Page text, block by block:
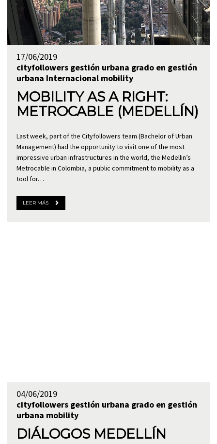
17/06/2019
cityfollowers gestión urbana grado en gestión
urbana Internacional mobility
MOBILITY AS A RIGHT:
METROCABLE (MEDELLÍN)
Last week, part of the Cityfollowers team (Bachelor of Urban
Management) had the opportunity to visit one of the most
impressive urban infrastructures in the world, the Medellin’s
Metrocable in Colombia, a public commitment to mobility as a
tool for…
LEER MÁS
04/06/2019
cityfollowers gestión urbana grado en gestión
urbana mobility
DIÁLOGOS MEDELLÍN